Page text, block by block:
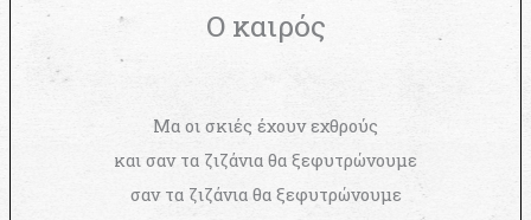
Ο καιρός
Μα οι σκιές έχουν εχθρούς
και σαν τα ζιζάνια θα ξεφυτρώνουμε
σαν τα ζιζάνια θα ξεφυτρώνουμε